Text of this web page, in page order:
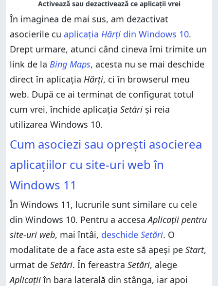
În imaginea de mai sus, am dezactivat
asocierile cu aplicația Hărți din Windows 10.
Drept urmare, atunci când cineva îmi trimite un
link de la Bing Maps, acesta nu se mai deschide
direct în aplicația Hărți, ci în browserul meu
web. După ce ai terminat de configurat totul
cum vrei, închide aplicația Setări și reia
utilizarea Windows 10.
Cum asociezi sau oprești asocierea
aplicațiilor cu site-uri web în
Windows 11
În Windows 11, lucrurile sunt similare cu cele
din Windows 10. Pentru a accesaAplicații pentru
site-uri web, mai întâi, deschide Setări. O
modalitate de a face asta este să apeși pe Start,
urmat de Setări. În fereastra Setări, alege
Aplicațiiîn bara laterală din stânga, iar apoi